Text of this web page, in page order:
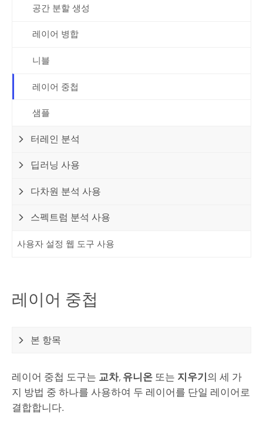
공간 분할 생성
레이어 병합
니블
레이어 중첩
샘플
터레인 분석
딥러닝 사용
다차원 분석 사용
스펙트럼 분석 사용
사용자 설정 웹 도구 사용
레이어 중첩
본 항목
레이어 중첩 도구는 교차, 유니온또는 지우기의 세 가
지 방법 중 하나를 사용하여 두 레이어를 단일 레이어로
결합합니다.